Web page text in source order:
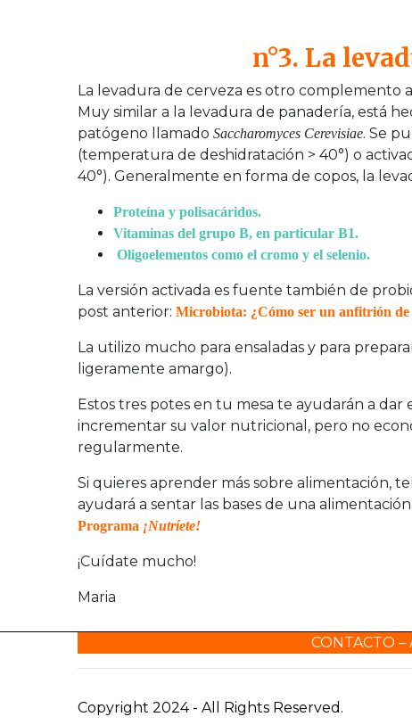
n°3. La
La levadura de cerveza es otro complemento
Muy similar a la levadura de panadería, está
patógeno llamado Saccharomyces Cerevisiae. Se
(temperatura de deshidratación > 40°) o
40°). Generalmente en forma de copos, la
Proteína y polisacáridos.
Vitaminas del grupo B, en particular B1.
Oligoelementos como el cromo y el selenio.
La versión activada es fuente también de
post anterior: Microbiota: ¿Cómo ser un anfitrión de
La utilizo mucho para ensaladas y para
ligeramente amargo).
Estos tres potes en tu mesa te ayudarán a
incrementar su valor nutricional, pero no
regularmente.
Si quieres aprender más sobre alimentación,
ayudará a sentar las bases de una
Programa ¡Nutríete!
¡Cuídate mucho!
Maria
CONTACTO –
Copyright 2024 - All Rights Reserved.